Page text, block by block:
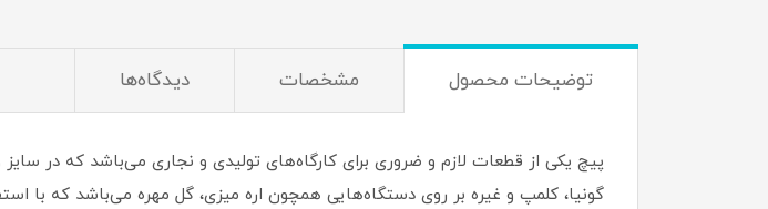
توضیحات محصول مشخصات دیدگاه‌ها
پیچ یکی از قطعات لازم و ضروری برای کارگاه‌های تولیدی و نجاری می‌باشد که در
گونیا، کلمپ و غیره بر روی دستگاه‌هایی همچون اره میزی، گل مهره می‌باشد که با